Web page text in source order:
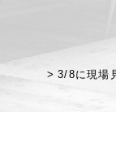
3/8に現場